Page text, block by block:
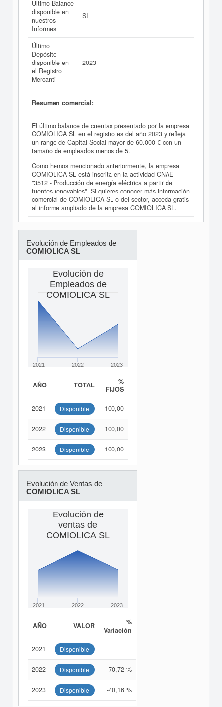
Último Balance
disponible en
nuestros
Informes
SI
Último
Depósito
disponible en
el Registro
Mercantil
2023
Resumen comercial:
El último balance de cuentas presentado por la empresa
COMIOLICA SL en el registro es del año 2023 y refleja
un rango de Capital Social mayor de 60.000 € con un
tamaño de empleados menos de 5.
Como hemos mencionado anteriormente, la empresa
COMIOLICA SL está inscrita en la actividad CNAE
"3512 - Producción de energía eléctrica a partir de
fuentes renovables". Si quieres conocer más información
comercial de COMIOLICA SL o del sector, acceda gratis
al informe ampliado de la empresa COMIOLICA SL.
Evolución de Empleados de
COMIOLICA SL
Evolución de
Empleados de
COMIOLICA SL
2021 2022 2023
AÑO TOTAL
%
FIJOS
2021 Disponible 100,00
2022 Disponible 100,00
2023 Disponible 100,00
Evolución de Ventas de
COMIOLICA SL
Evolución de
ventas de
COMIOLICA SL
2021 2022 2023
AÑO VALOR
%
Variación
2021 Disponible
2022 Disponible 70,72 %
2023 Disponible -40,16 %